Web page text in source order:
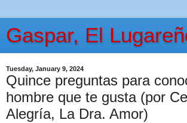
Gaspar, El
Tuesday, January 9, 2024
Quince preguntas para
hombre que te gusta (por
Alegría, La Dra. Amor)